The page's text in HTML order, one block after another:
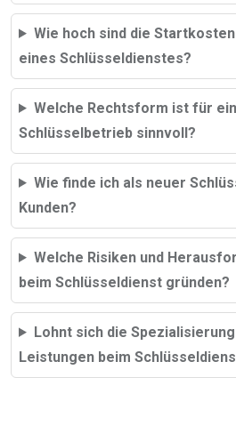
Wie hoch sind die
eines Schlüsseldienstes?
Welche Rechtsform ist für
Schlüsselbetrieb sinnvoll?
Wie finde ich als neuer
Kunden?
Welche Risiken und
beim Schlüsseldienst gründen?
Lohnt sich die
Leistungen beim